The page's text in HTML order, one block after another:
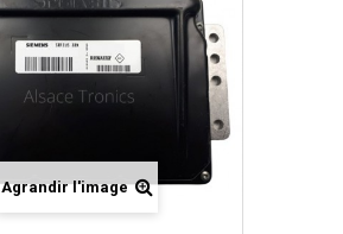
Agrandir l'image